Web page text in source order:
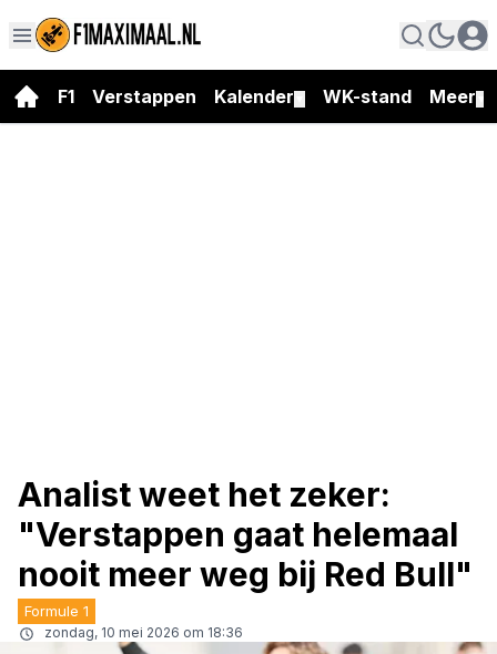
F1 Verstappen Kalender WK-stand Meer
Analist weet het zeker:
"Verstappen gaat helemaal
nooit meer weg bij Red Bull"
Formule 1
zondag, 10 mei 2026 om 18:36